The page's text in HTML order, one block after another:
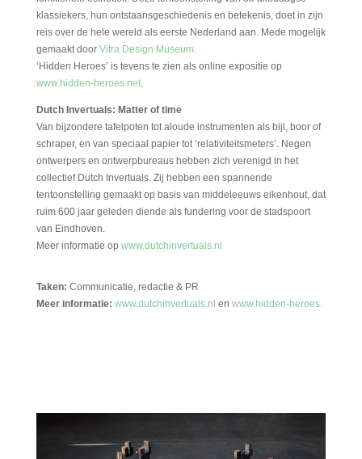
klassiekers, hun ontstaansgeschiedenis en betekenis, doet in zijn
reis over de hele wereld als eerste Nederland aan. Mede mogelijk
gemaakt door Vitra Design Museum.
‘Hidden Heroes’ is tevens te zien als online expositie op
www.hidden-heroes.net.
Dutch Invertuals: Matter of time
Van bijzondere tafelpoten tot aloude instrumenten als bijl, boor of
schraper, en van speciaal papier tot ‘relativiteitsmeters’. Negen
ontwerpers en ontwerpbureaus hebben zich verenigd in het
collectief Dutch Invertuals. Zij hebben een spannende
tentoonstelling gemaakt op basis van middeleeuws eikenhout, dat
ruim 600 jaar geleden diende als fundering voor de stadspoort
van Eindhoven.
Meer informatie op www.dutchinvertuals.nl
Taken: Communicatie, redactie & PR
Meer informatie: www.dutchinvertuals.nl en www.hidden-heroes.